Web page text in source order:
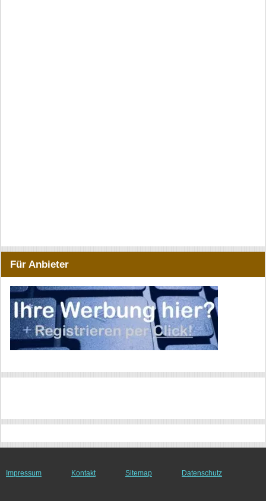
Für Anbieter
Impressum Kontakt Sitemap Datenschutz